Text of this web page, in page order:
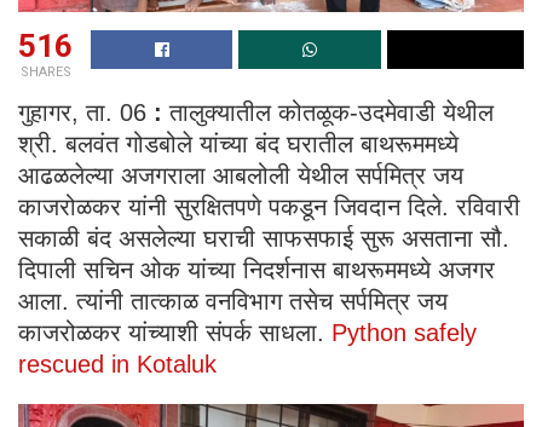
516
SHARES
गुहागर, ता. 06 : तालुक्यातील कोतळूक-उदमेवाडी येथील
श्री. बलवंत गोडबोले यांच्या बंद घरातील बाथरूममध्ये
आढळलेल्या अजगराला आबलोली येथील सर्पमित्र जय
काजरोळकर यांनी सुरक्षितपणे पकडून जिवदान दिले. रविवारी
सकाळी बंद असलेल्या घराची साफसफाई सुरू असताना सौ.
दिपाली सचिन ओक यांच्या निदर्शनास बाथरूममध्ये अजगर
आला. त्यांनी तात्काळ वनविभाग तसेच सर्पमित्र जय
काजरोळकर यांच्याशी संपर्क साधला. Python safely
rescued in Kotaluk